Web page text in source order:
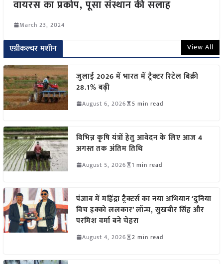
वायरस का प्रकोप, पूसा संस्थान की सलाह
March 23, 2024
एग्रीकल्चर मशीन View All
जुलाई 2026 में भारत में ट्रैक्टर रिटेल बिक्री
28.1% बढ़ी
August 6, 2026 5 min read
विभिन्न कृषि यंत्रों हेतु आवेदन के लिए आज 4
अगस्त तक अंतिम तिथि
August 5, 2026 1 min read
पंजाब में महिंद्रा ट्रैक्टर्स का नया अभियान ‘दुनिया
विच इक्को ललकार’ लॉन्च, सुखबीर सिंह और
परमिश वर्मा बने चेहरा
August 4, 2026 2 min read